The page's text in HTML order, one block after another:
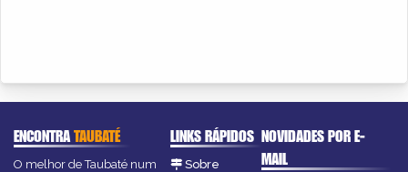
ENCONTRATAUBATÉ
O melhor de Taubaté num
LINKS RÁPIDOS
Sobre
NOVIDADES POR E-
MAIL